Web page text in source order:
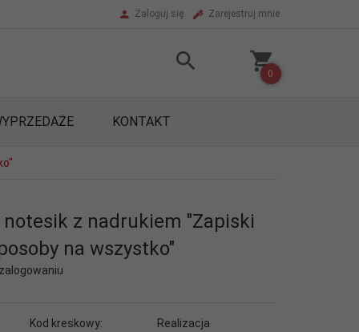
Zaloguj się Zarejestruj mnie
0
KONTAKT
z nadrukiem "Zapiski
na wszystko"
Kod kreskowy:
Realizacja